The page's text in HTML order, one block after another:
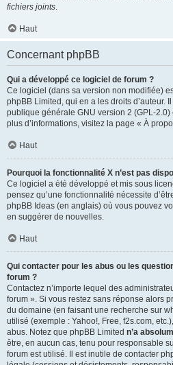
fichiers joints.
Haut
Concernant phpBB
Qui a développé ce logiciel de forum ?
Ce logiciel (dans sa version non modifiée)
phpBB Limited , qui en a les droits d’auteur.
publique générale GNU version 2 (GPL-
plus d’informations, visitez la page « À
Haut
Pourquoi la fonctionnalité X n’est pas
Ce logiciel a été développé et mis sous
pensez qu’une fonctionnalité nécessite
phpBB Ideas (en anglais) où vous pouvez
en suggérer de nouvelles.
Haut
Qui contacter pour les abus ou les
forum ?
Contactez n’importe lequel des
forum ». Si vous restez sans réponse alors
du domaine (en faisant une recherche sur
utilisé (exemple : Yahoo!, Free, f2s.com,
abus. Notez que phpBB Limited n’a
être, en aucun cas, tenu pour responsable
forum est utilisé. Il est inutile de contacter